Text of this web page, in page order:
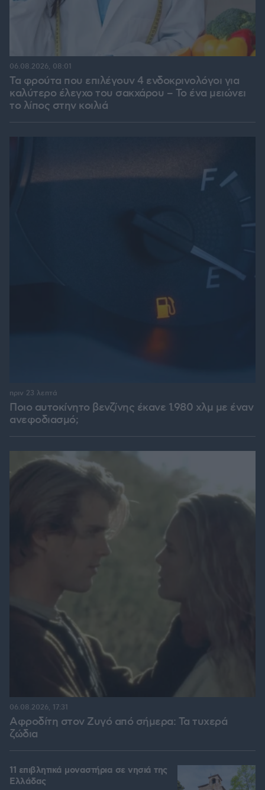
Τα φρούτα που επιλέγουν 4 ενδοκρινολόγοι για
καλύτερο έλεγχο του σακχάρου – Το ένα μειώνει
το λίπος στην κοιλιά
06.08.2026, 08:01
Ποιο αυτοκίνητο βενζίνης έκανε 1.980 χλμ με έναν
ανεφοδιασμό;
πριν 23 λεπτά
Αφροδίτη στον Ζυγό από σήμερα: Τα τυχερά
ζώδια
06.08.2026, 17:31
11 επιβλητικά μοναστήρια σε νησιά της
Ελλάδας